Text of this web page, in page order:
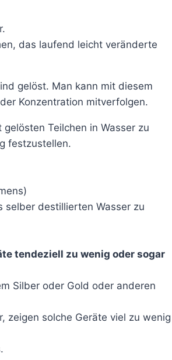
das laufend leicht veränderte
gelöst. Man kann mit diesem
Konzentration mitverfolgen.
Teilchen in Wasser zu
festzustellen.
selber destillierten Wasser zu
tendeziell zu wenig oder sogar
Silber oder Gold oder anderen
zeigen solche Geräte viel zu wenig